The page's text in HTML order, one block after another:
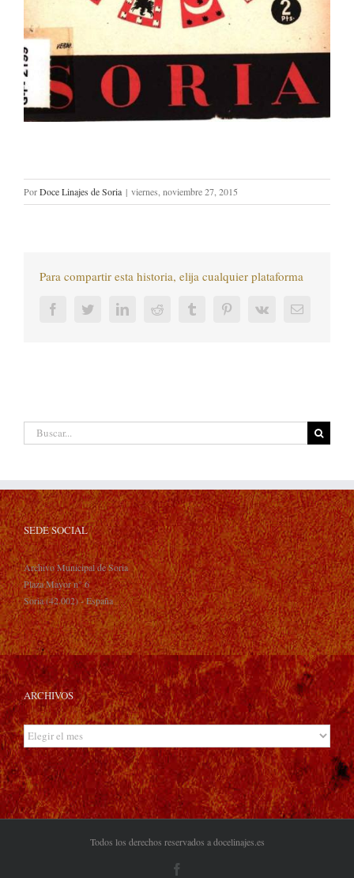
PorDoce Linajes de Soria | viernes, noviembre 27, 2015
Para compartir esta historia, elija cualquier plataforma
FacebookTwitterLinkedInReddit Tumblr PinterestVk
Correo
Buscar:
SEDE SOCIAL
Archivo Municipal de Soria
Plaza Mayor n° 6
Soria (42.002) - España
ARCHIVOS
Archivos
Todos los derechos reservados a docelinajes.es